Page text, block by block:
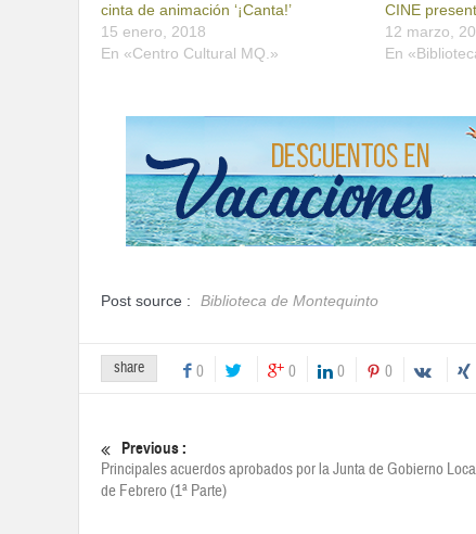
cinta de animación ‘¡Canta!’
15 enero, 2018
En «Centro Cultural MQ.»
CINE
12 marzo,
En
Post source : Biblioteca de Montequinto
share 0 0 0 0
Previous :
Principales acuerdos aprobados por la Junta de Gobierno
de Febrero (1ª Parte)